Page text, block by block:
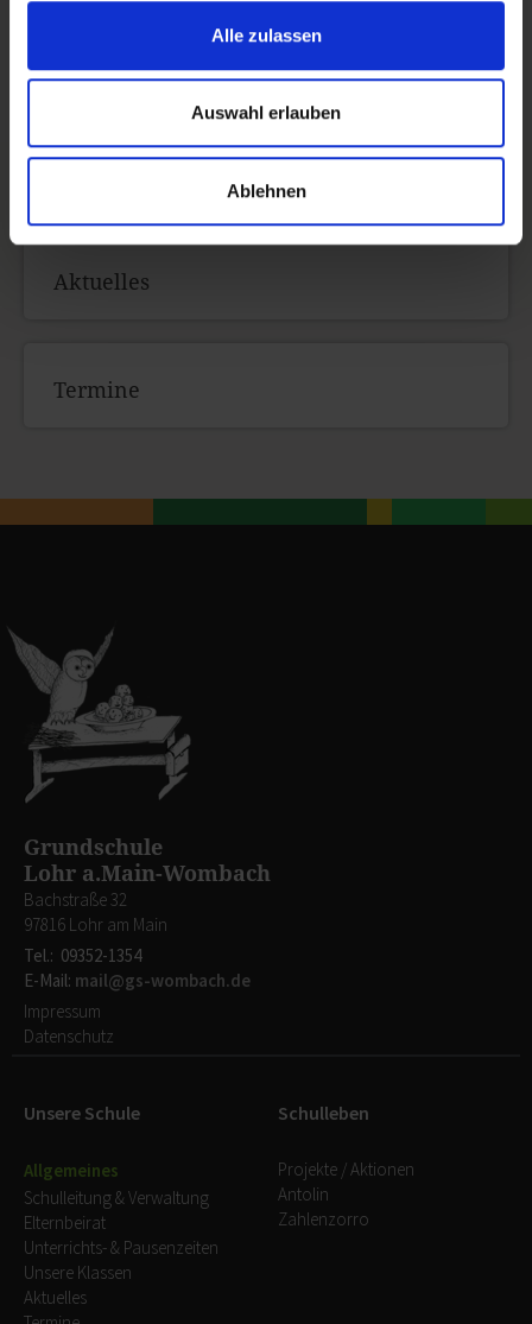
Alle zulassen
Auswahl erlauben
Ablehnen
Methodencurriculum
Kooperation Kindergarten &
Aktuelles
Termine
Grundschule
Lohr a.Main-Wombach
Bachstraße 32
97816 Lohr am Main
Tel.: 09352-1354
E-Mail: mail@gs-wombach.de
Impressum
Datenschutz
Unsere Schule
Allgemeines
Schulleitung & Verwaltung
Elternbeirat
Unterrichts- & Pausenzeiten
Unsere Klassen
Aktuelles
Schulleben
Projekte / Aktionen
Antolin
Zahlenzorro